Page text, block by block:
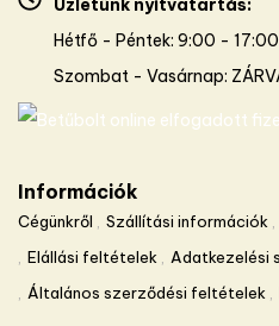
Üzletünk nyitvatartás:
Hétfő - Péntek: 9:00 - 17:00
Szombat - Vasárnap:
Információk
Cégünkről Szállítási információk
Elállási feltételek
Adatkezelési
Általános szerződési feltételek